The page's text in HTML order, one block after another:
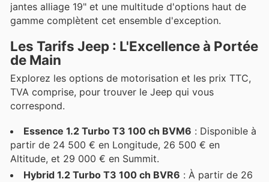
jantes alliage 19" et une multitude d'options haut de
gamme complètent cet ensemble d'exception.
Les Tarifs Jeep : L'Excellence à Portée
de Main
Explorez les options de motorisation et les prix TTC,
TVA comprise, pour trouver le Jeep qui vous
correspond.
Essence 1.2 Turbo T3 100 ch BVM6 : Disponible à
partir de 24 500 € en Longitude, 26 500 € en
Altitude, et 29 000 € en Summit.
Hybrid 1.2 Turbo T3 100 ch BVR6 : À partir de 26